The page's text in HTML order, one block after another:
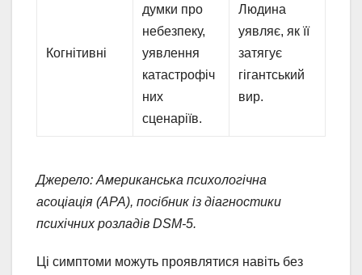
Когнітивні
думки про
небезпеку,
уявлення
катастрофіч
них
сценаріїв.
Людина
уявляє, як її
затягує
гігантський
вир.
Джерело: Американська психологічна
асоціація (APA), посібник із діагностики
психічних розладів DSM-5.
Ці симптоми можуть проявлятися навіть без